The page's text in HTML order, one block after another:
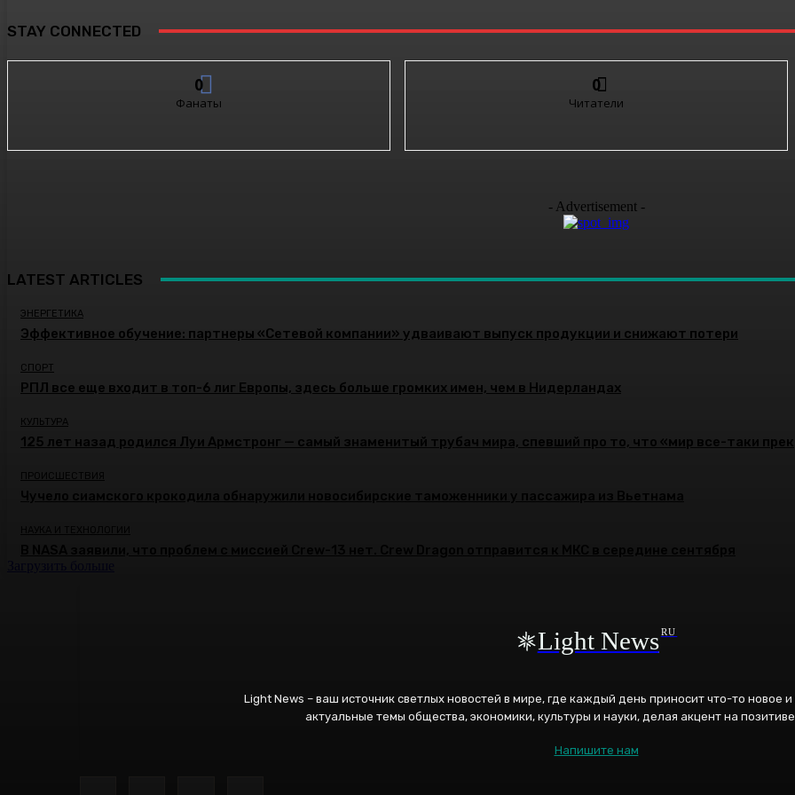
STAY CONNECTED
0
Фанаты
0
Читатели
- Advertisement -
LATEST ARTICLES
ЭНЕРГЕТИКА
Эффективное обучение: партнеры «Сетевой компании» удваивают выпуск продукции и снижают потери
СПОРТ
РПЛ все еще входит в топ-6 лиг Европы, здесь больше громких имен, чем в Нидерландах
КУЛЬТУРА
125 лет назад родился Луи Армстронг — самый знаменитый трубач мира, спевший про то, что «мир все-таки
ПРОИСШЕСТВИЯ
Light NewsRU
Light News – ваш источник светлых новостей в мире, где каждый день приносит что-то новое
актуальные темы общества, экономики, культуры и науки, делая акцент на
Напишите нам